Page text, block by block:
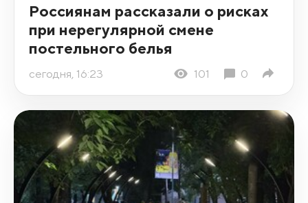
Россиянам рассказали о рисках
при нерегулярной смене
постельного белья
сегодня, 16:23 101 0